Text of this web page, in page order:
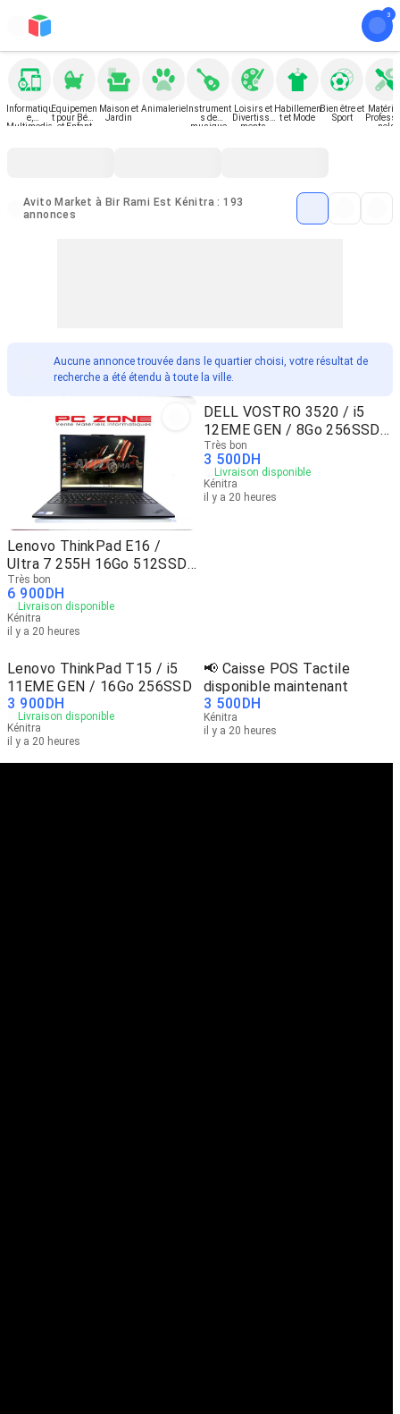
Informatiqu
e,
Multimedia
Equipemen
t pour Bébé
et Enfant
Maison et
Jardin
AnimalerieInstrument
s de
musique
Loisirs et
Divertisse
ments
Habillemen
t et Mode
Bien être et
Sport
nels
Avito Market à Bir Rami Est Kénitra : 193
annonces
Aucune annonce trouvée dans le quartier choisi, votre résultat de
recherche a été étendu à toute la ville.
Lenovo ThinkPad E16 /
Ultra 7 255H 16Go 512SSD
NVm
Très bon
6 900 DH
Livraison disponible
Kénitra
il y a 20 heures
DELL VOSTRO 3520 / i5
12EME GEN / 8Go 256SSD
NVm
Très bon
3 500DH
Livraison disponible
Kénitra
il y a 20 heures
Lenovo ThinkPad T15 / i5
11EME GEN / 16Go 256SSD
3 900 DH
Livraison disponible
Kénitra
il y a 20 heures
📢 Caisse POS Tactile
disponible maintenant
3 500 DH
Kénitra
il y a 20 heures